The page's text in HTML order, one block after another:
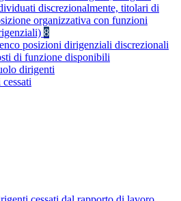
discrezionalmente, titolari di
organizzativa con funzioni
8
posizioni dirigenziali discrezionali
di funzione disponibili
dirigenti